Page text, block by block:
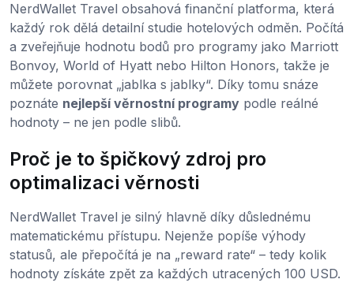
NerdWallet Travel obsahová finanční platforma, která
každý rok dělá detailní studie hotelových odměn. Počítá
a zveřejňuje hodnotu bodů pro programy jako Marriott
Bonvoy, World of Hyatt nebo Hilton Honors, takže je
můžete porovnat „jablka s jablky“. Díky tomu snáze
poznáte nejlepší věrnostní programy podle reálné
hodnoty – ne jen podle slibů.
Proč je to špičkový zdroj pro
optimalizaci věrnosti
NerdWallet Travel je silný hlavně díky důslednému
matematickému přístupu. Nejenže popíše výhody
statusů, ale přepočítá je na „reward rate“ – tedy kolik
hodnoty získáte zpět za každých utracených 100 USD.